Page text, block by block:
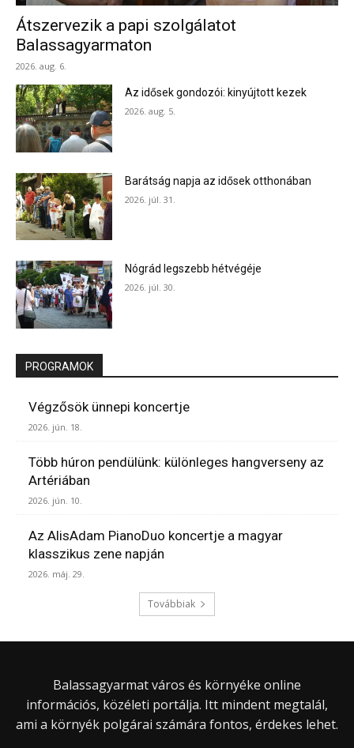
Átszervezik a papi szolgálatot
Balassagyarmaton
2026. aug. 6.
Az idősek gondozói: kinyújtott kezek
2026. aug. 5.
Barátság napja az idősek otthonában
2026. júl. 31.
Nógrád legszebb hétvégéje
2026. júl. 30.
PROGRAMOK
Végzősök ünnepi koncertje
2026. jún. 18.
Több húron pendülünk: különleges hangverseny az
Artériában
2026. jún. 10.
Az AlisAdam PianoDuo koncertje a magyar
klasszikus zene napján
2026. máj. 29.
Továbbiak
Balassagyarmat város és környéke online
információs, közéleti portálja. Itt mindent megtalál,
ami a környék polgárai számára fontos, érdekes lehet.